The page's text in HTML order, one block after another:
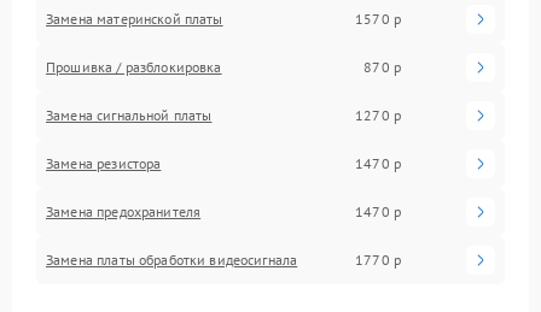
Замена материнской платы 1570 р
Прошивка / разблокировка 870 р
Замена сигнальной платы 1270 р
Замена резистора 1470 р
Замена предохранителя 1470 р
Замена платы обработки видеосигнала 1770 р